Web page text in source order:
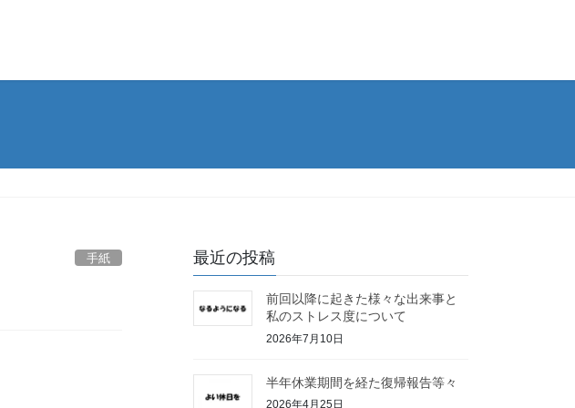
手紙 最近の投稿
前回以降に起きた様々な出来事と
私のストレス度について
2026年7月10日
半年休業期間を経た復帰報告等々
2026年4月25日